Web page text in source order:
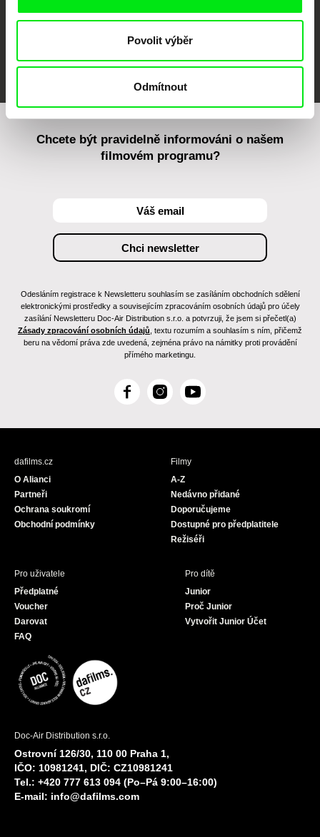
Povolit výběr
Odmítnout
Chcete být pravidelně informováni o našem
filmovém programu?
Odesláním registrace k Newsletteru souhlasím se zasíláním obchodních sdělení
elektronickými prostředky a souvisejícím zpracováním osobních údajů pro účely
zasílání Newsletteru Doc-Air Distribution s.r.o. a potvrzuji, že jsem si přečetl(a)
Zásady zpracování osobních údajů , textu rozumím a souhlasím s ním, přičemž
beru na vědomí práva zde uvedená, zejména právo na námitky proti provádění
přímého marketingu.
F
c
I
s
Y
u
dafilms.cz
O Alianci
Partneři
Ochrana soukromí
Obchodní podmínky
Filmy
A-Z
Nedávno přidané
Doporučujeme
Dostupné pro předplatitele
Režiséři
Pro uživatele
Předplatné
Voucher
Darovat
FAQ
Pro dítě
Junior
Proč Junior
Vytvořit Junior Účet
Doc-Air Distribution s.r.o.
Ostrovní 126/30, 110 00 Praha 1,
IČO: 10981241, DIČ: CZ10981241
Tel.: +420 777 613 094 (Po–Pá 9:00–16:00)
E-mail: info@dafilms.com